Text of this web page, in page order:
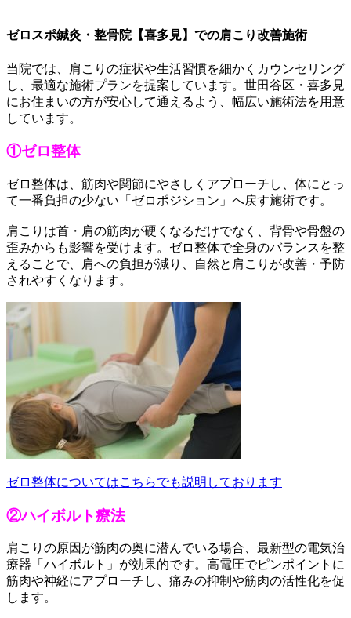
ゼロスポ鍼灸・整骨院【喜多見】での肩こり改善施術
当院では、肩こりの症状や生活習慣を細かくカウンセリング
し、最適な施術プランを提案しています。世田谷区・喜多見
にお住まいの方が安心して通えるよう、幅広い施術法を用意
しています。
①ゼロ整体
ゼロ整体は、筋肉や関節にやさしくアプローチし、体にとっ
て一番負担の少ない「ゼロポジション」へ戻す施術です。
肩こりは首・肩の筋肉が硬くなるだけでなく、背骨や骨盤の
歪みからも影響を受けます。ゼロ整体で全身のバランスを整
えることで、肩への負担が減り、自然と肩こりが改善・予防
されやすくなります。
ゼロ整体についてはこちらでも説明しております
②ハイボルト療法
肩こりの原因が筋肉の奥に潜んでいる場合、最新型の電気治
療器「ハイボルト」が効果的です。高電圧でピンポイントに
筋肉や神経にアプローチし、痛みの抑制や筋肉の活性化を促
します。